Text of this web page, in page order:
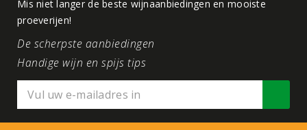
Mis niet langer de beste wijnaanbiedingen en mooiste
proeverijen!
De scherpste aanbiedingen
Handige wijn en spijs tips